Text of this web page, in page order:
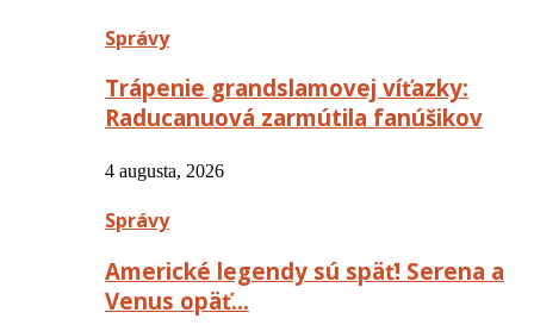
Správy
Trápenie grandslamovej víťazky:
Raducanuová zarmútila fanúšikov
4 augusta, 2026
Správy
Americké legendy sú späť! Serena a
Venus opäť…